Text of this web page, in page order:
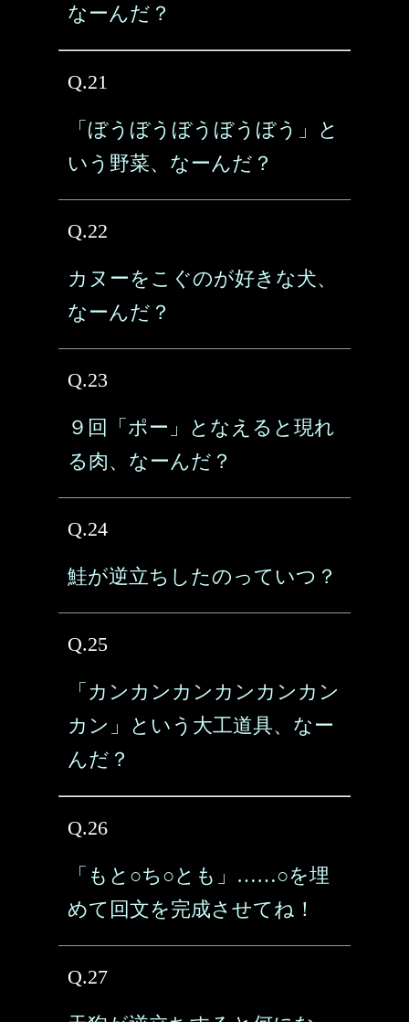
なーんだ？
Q.21
「ぼうぼうぼうぼうぼう」と
いう野菜、なーんだ？
Q.22
カヌーをこぐのが好きな犬、
なーんだ？
Q.23
９回「ポー」となえると現れ
る肉、なーんだ？
Q.24
鮭が逆立ちしたのっていつ？
Q.25
「カンカンカンカンカンカン
カン」という大工道具、なー
んだ？
Q.26
「もと○ち○とも」……○を埋
めて回文を完成させてね！
Q.27